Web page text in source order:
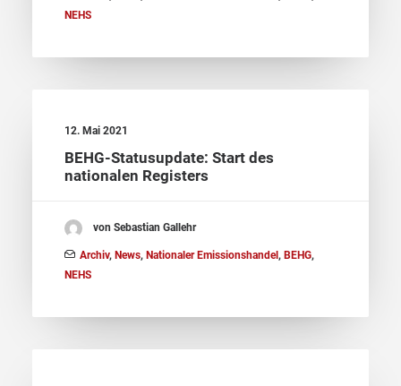
NEHS
12. Mai 2021
BEHG-Statusupdate: Start des
nationalen Registers
von Sebastian Gallehr
Archiv, News, Nationaler Emissionshandel, BEHG,
NEHS